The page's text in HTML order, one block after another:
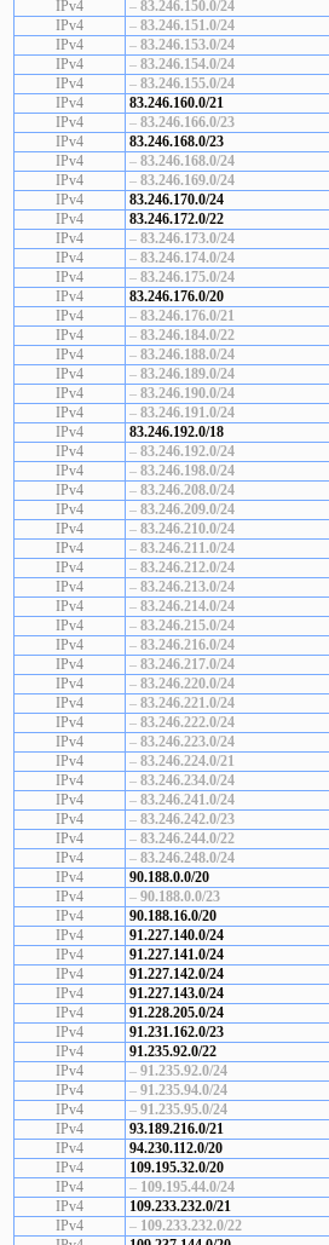
IPv4
– 83.246.150.0/24
IPv4
– 83.246.151.0/24
IPv4
– 83.246.153.0/24
IPv4
– 83.246.154.0/24
IPv4
– 83.246.155.0/24
IPv4
83.246.160.0/21
IPv4
– 83.246.166.0/23
IPv4
83.246.168.0/23
IPv4
– 83.246.168.0/24
IPv4
– 83.246.169.0/24
IPv4
83.246.170.0/24
IPv4
83.246.172.0/22
IPv4
– 83.246.173.0/24
IPv4
– 83.246.174.0/24
IPv4
– 83.246.175.0/24
IPv4
83.246.176.0/20
IPv4
– 83.246.176.0/21
IPv4
– 83.246.184.0/22
IPv4
– 83.246.188.0/24
IPv4
– 83.246.189.0/24
IPv4
– 83.246.190.0/24
IPv4
– 83.246.191.0/24
IPv4
83.246.192.0/18
IPv4
– 83.246.192.0/24
IPv4
– 83.246.198.0/24
IPv4
– 83.246.208.0/24
IPv4
– 83.246.209.0/24
IPv4
– 83.246.210.0/24
IPv4
– 83.246.211.0/24
IPv4
– 83.246.212.0/24
IPv4
– 83.246.213.0/24
IPv4
– 83.246.214.0/24
IPv4
– 83.246.215.0/24
IPv4
– 83.246.216.0/24
IPv4
– 83.246.217.0/24
IPv4
– 83.246.220.0/24
IPv4
– 83.246.221.0/24
IPv4
– 83.246.222.0/24
IPv4
– 83.246.223.0/24
IPv4
– 83.246.224.0/21
IPv4
– 83.246.234.0/24
IPv4
– 83.246.241.0/24
IPv4
– 83.246.242.0/23
IPv4
– 83.246.244.0/22
IPv4
– 83.246.248.0/24
IPv4
90.188.0.0/20
IPv4
– 90.188.0.0/23
IPv4
90.188.16.0/20
IPv4
91.227.140.0/24
IPv4
91.227.141.0/24
IPv4
91.227.142.0/24
IPv4
91.227.143.0/24
IPv4
91.228.205.0/24
IPv4
91.231.162.0/23
IPv4
91.235.92.0/22
IPv4
– 91.235.92.0/24
IPv4
– 91.235.94.0/24
IPv4
– 91.235.95.0/24
IPv4
93.189.216.0/21
IPv4
94.230.112.0/20
IPv4
109.195.32.0/20
IPv4
– 109.195.44.0/24
IPv4
109.233.232.0/21
IPv4
– 109.233.232.0/22